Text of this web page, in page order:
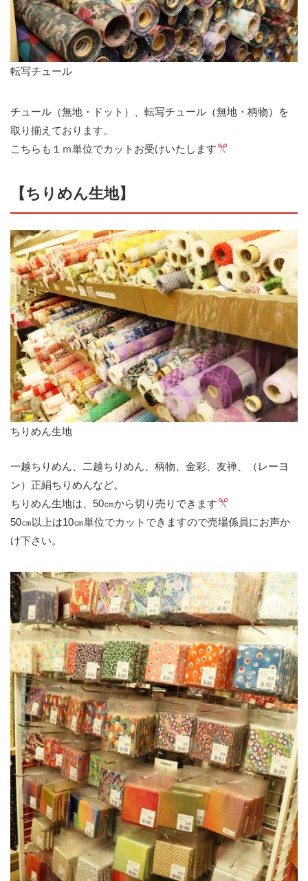
転写チュール
チュール（無地・ドット）、転写チュール（無地・柄物）を
取り揃えております。
こちらも１ｍ単位でカットお受けいたします
【ちりめん生地】
ちりめん生地
一越ちりめん、二越ちりめん、柄物、金彩、友禅、（レーヨ
ン）正絹ちりめんなど。
ちりめん生地は、50㎝から切り売りできます
50㎝以上は10㎝単位でカットできますので売場係員にお声か
け下さい。